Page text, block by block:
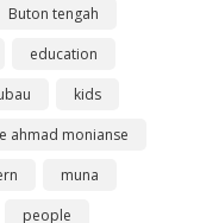
Buton tengah
education
kids
ahmad monianse
muna
people